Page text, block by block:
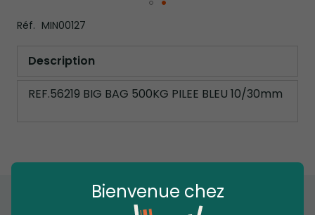
Réf. MIN00127
Skip
to
beginning
images
Description
REF.56219 BIG BAG 500KG PILEE BLEU 10/30mm
Bienvenue chez